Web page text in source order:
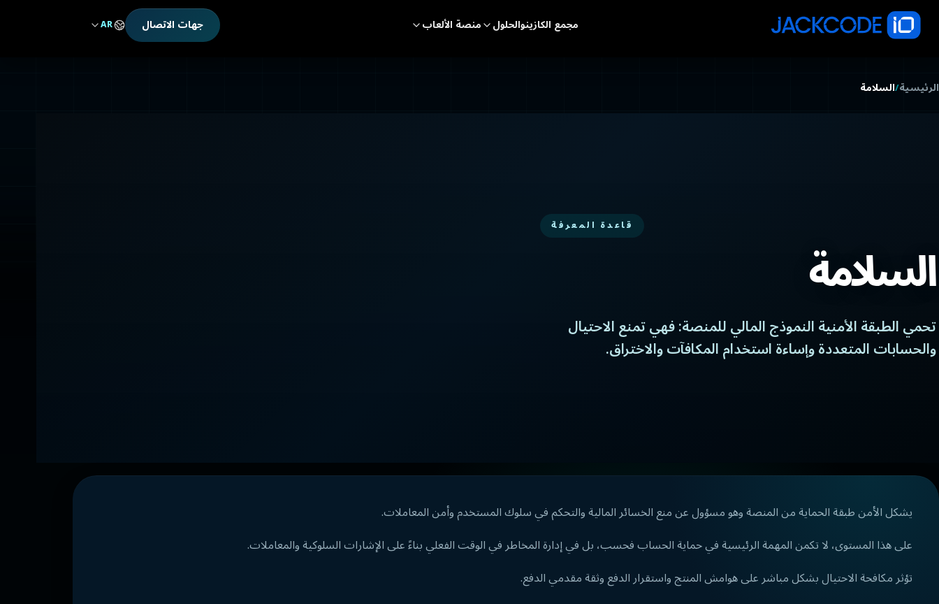
مجمع الكازينوالحلول منصة الألعاب جهات الاتصال AR
الرئيسية/السلامة
قاعدة المعرفة
السلامة
تحمي الطبقة الأمنية النموذج المالي للمنصة: فهي تمنع الاحتيال
والحسابات المتعددة وإساءة استخدام المكافآت والاختراق.
يشكل الأمن طبقة الحماية من المنصة وهو مسؤول عن منع الخسائر المالية والتحكم في سلوك المستخدم وأمن المعاملات.
على هذا المستوى، لا تكمن المهمة الرئيسية في حماية الحساب فحسب، بل في إدارة المخاطر في الوقت الفعلي بناءً على الإشارات السلوكية والمعاملات.
تؤثر مكافحة الاحتيال بشكل مباشر على هوامش المنتج واستقرار الدفع وثقة مقدمي الدفع.